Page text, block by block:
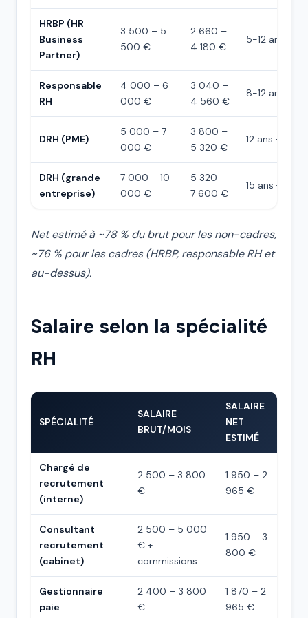
HRBP (HR
Business
Partner)
3 500 – 5
500 €
2 660 –
4 180 €
5-12 ans
Responsable
RH
4 000 – 6
000 €
3 040 –
4 560 €
8-12 ans
DRH (PME)
5 000 – 7
000 €
3 800 –
5 320 €
12 ans +
DRH (grande
entreprise)
7 000 – 10
000 €
5 320 –
7 600 €
15 ans +
Net estimé à ~78 % du brut pour les non-cadres,
~76 % pour les cadres (HRBP, responsable RH et
au-dessus).
Salaire selon la spécialité
RH
SPÉCIALITÉ
SALAIRE
BRUT/MOIS
SALAIRE
NET
ESTIMÉ
Chargé de
recrutement
(interne)
2 500 – 3 800
€
1 950 – 2
965 €
Consultant
recrutement
(cabinet)
2 500 – 5 000
€ +
commissions
1 950 – 3
800 €
Gestionnaire
paie
2 400 – 3 800
€
1 870 – 2
965 €